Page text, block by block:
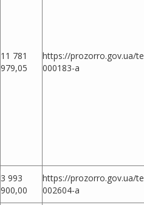
11 781
979,05
https://prozorro.gov.ua/
000183-a
3 993
900,00
https://prozorro.gov.ua/
002604-a